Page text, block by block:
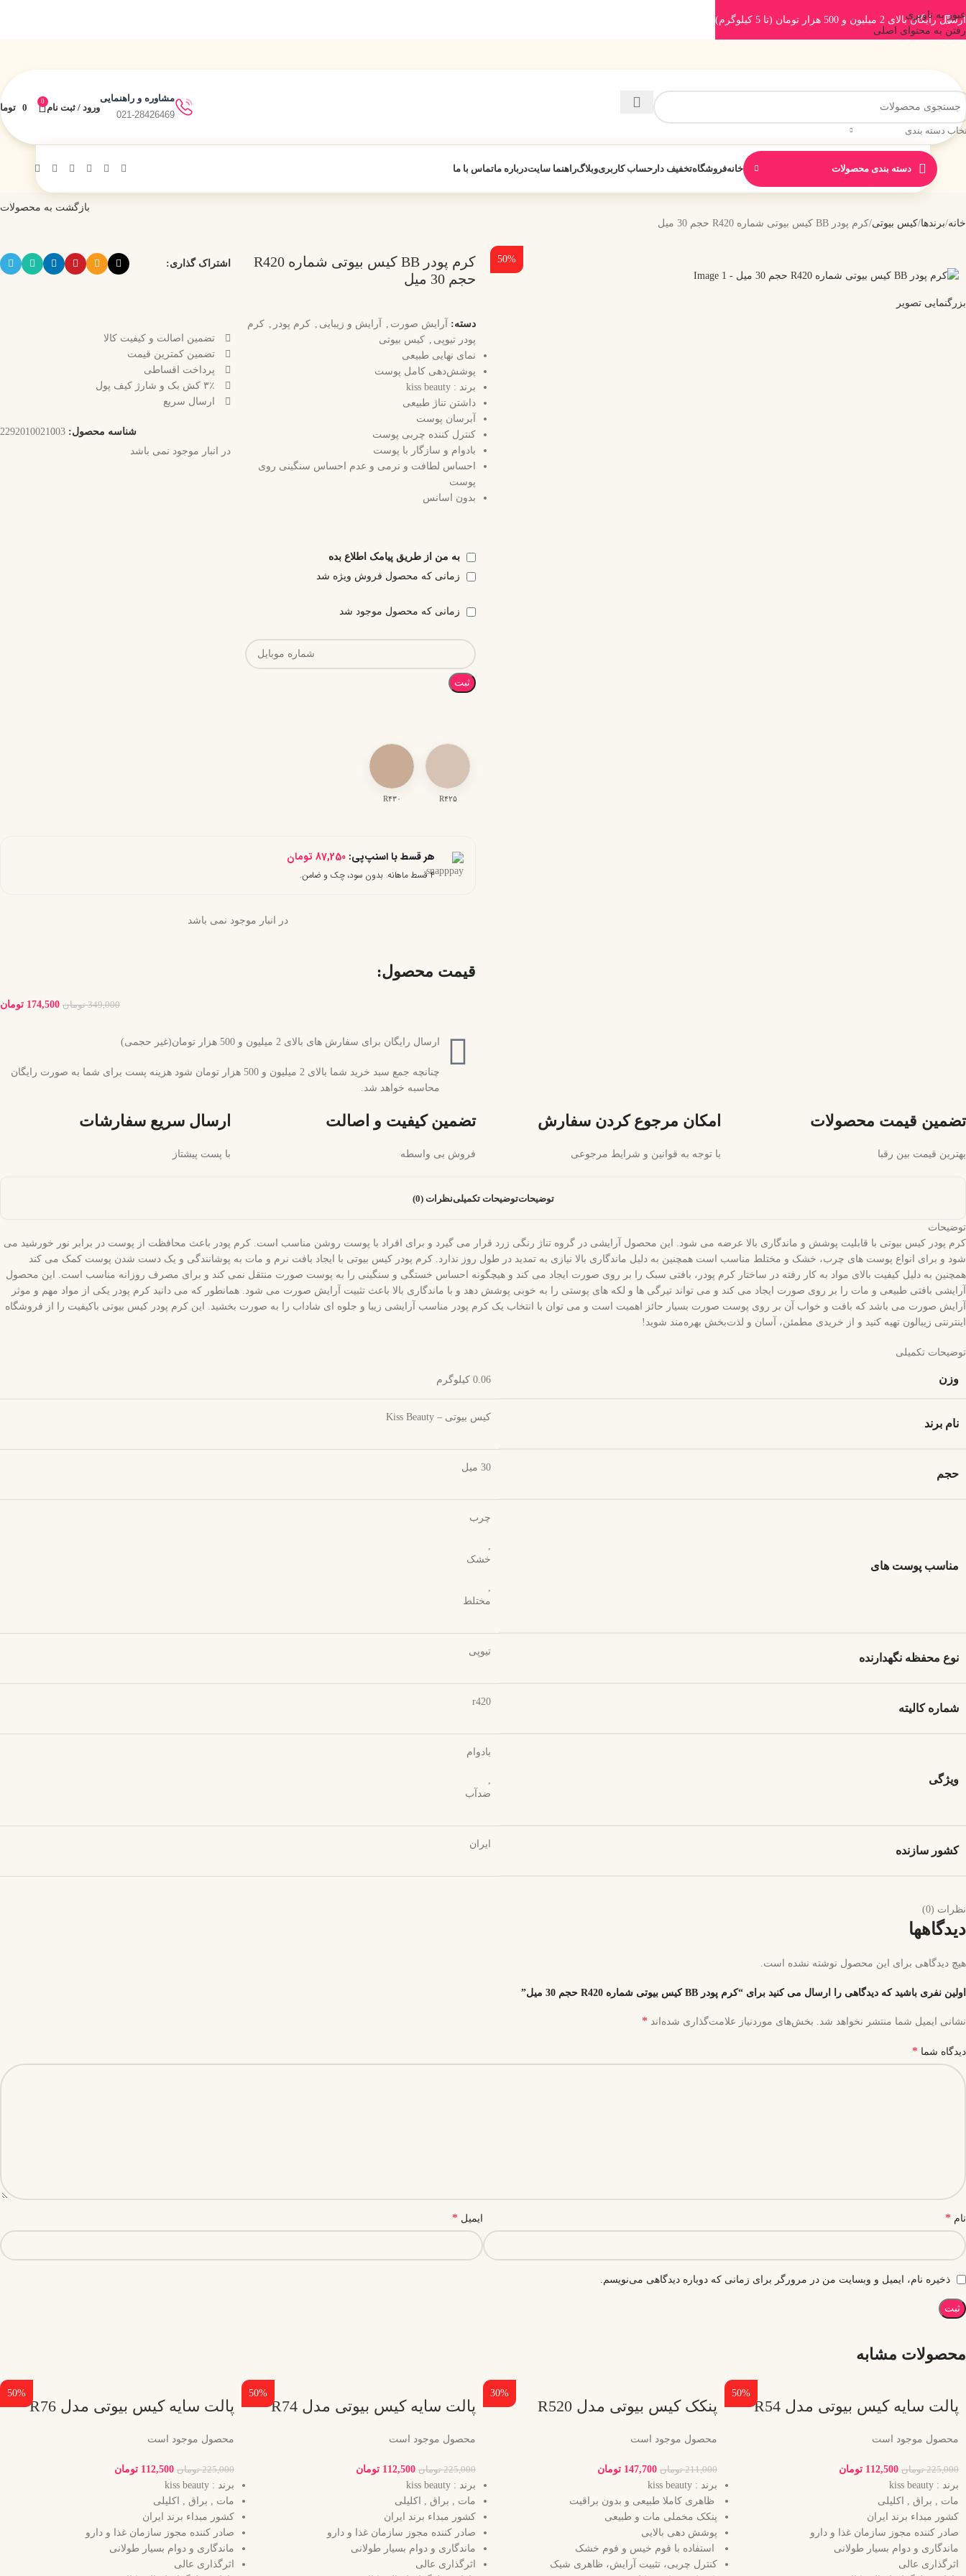
عبور به ناوبری
رفتن به محتوای اصلی
دسته بندی
مشاوره و راهنمایی
021-28426469
ورود / ثبت نام
0
0
دسته بندی محصولات خانهفروشگاهتخفیف دار حساب کاربریوبلاگراهنما سایتدرباره ماتماس با ما
خانه برندها کیس بیوتی کرم پودر BB کیس بیوتی شماره R420 حجم 30 میل
بازگشت به محصولات
50%
بزرگنمایی تصویر
کرم پودر BB کیس بیوتی شماره R420
حجم 30 میل
اشتراک گذاری:
دسته: آرایش صورت , آرایش و زیبایی , کرم پودر , کرم
پودر تیوپی , کیس بیوتی
نمای نهایی طبیعی
پوشش‌دهی کامل پوست
برند : kiss beauty
داشتن تناژ طبیعی
آبرسان پوست
کنترل کننده چربی پوست
بادوام و سازگار با پوست
احساس لطافت و نرمی و عدم احساس سنگینی روی
پوست
بدون اسانس
به من از طریق پیامک اطلاع بده
زمانی که محصول فروش ویژه شد
زمانی که محصول موجود شد
ثبت
تضمین اصالت و کیفیت کالا
تضمین کمترین قیمت
پرداخت اقساطی
۳٪ کش بک و شارژ کیف پول
ارسال سریع
شناسه محصول: 2292010021003
در انبار موجود نمی باشد
R۴۲۵ R۴۳۰
هر قسط با اسنپ‌پی: 87,250 تومان
۴ قسط ماهانه. بدون سود، چک و ضامن.
در انبار موجود نمی باشد
قیمت محصول:​
349,000 تومان 174,500 تومان
ارسال رایگان برای سفارش های بالای 2 میلیون و 500 هزار تومان(غیر حجمی)
چنانچه جمع سبد خرید شما بالای 2 میلیون و 500 هزار تومان شود هزینه پست برای شما به صورت رایگان
محاسبه خواهد شد.
تضمین قیمت محصولات
بهترین قیمت بین رقبا
امکان مرجوع کردن سفارش
با توجه به قوانین و شرایط مرجوعی
تضمین کیفیت و اصالت
فروش بی واسطه
ارسال سریع سفارشات
با پست پیشتاز
توضیحاتتوضیحات تکمیلینظرات (0)
توضیحات
کرم پودر کیس بیوتی با قابلیت پوشش و ماندگاری بالا عرضه می شود. این محصول آرایشی در گروه تناژ رنگی زرد قرار می گیرد و برای افراد با پوست روشن مناسب است. کرم پودر باعث محافظت از پوست در برابر نور خورشید می
شود و برای انواع پوست های چرب، خشک و مختلط مناسب است همچنین به دلیل ماندگاری بالا نیازی به تمدید در طول روز ندارد. کرم پودر کیس بیوتی با ایجاد بافت نرم و مات به پوشانندگی و یک دست شدن پوست کمک می کند
همچنین به دلیل کیفیت بالای مواد به کار رفته در ساختار کرم پودر، بافتی سبک را بر روی صورت ایجاد می کند و هیچگونه احساس خستگی و سنگینی را به پوست صورت منتقل نمی کند و برای مصرف روزانه مناسب است. این محصول
آرایشی بافتی طبیعی و مات را بر روی صورت ایجاد می کند و می تواند تیرگی ها و لکه های پوستی را به خوبی پوشش دهد و با ماندگاری بالا باعث تثبیت آرایش صورت می شود. همانطور که می دانید کرم پودر یکی از مواد مهم و موثر
آرایش صورت می باشد که بافت و خواب آن بر روی پوست صورت بسیار حائز اهمیت است و می توان با انتخاب یک کرم پودر مناسب آرایشی زیبا و جلوه ای شاداب را به صورت بخشید. این کرم پودر کیس بیوتی باکیفیت را از فروشگاه
اینترنتی زیبالون تهیه کنید و از خریدی مطمئن، آسان و لذت‌بخش بهره‌مند شوید!
توضیحات تکمیلی
وزن 0.06 کیلوگرم
نام برند
کیس بیوتی – Kiss Beauty
حجم
30 میل
مناسب پوست های
چرب
,
خشک
,
مختلط
نوع محفظه نگهدارنده
تیوپی
شماره کالیته
r420
ویژگی
بادوام
,
ضدآب
کشور سازنده
ایران
نظرات (0)
دیدگاهها
هیچ دیدگاهی برای این محصول نوشته نشده است.
اولین نفری باشید که دیدگاهی را ارسال می کنید برای “کرم پودر BB کیس بیوتی شماره R420 حجم 30 میل”
نشانی ایمیل شما منتشر نخواهد شد. بخش‌های موردنیاز علامت‌گذاری شده‌اند *
دیدگاه شما *
نام * ایمیل *
ذخیره نام، ایمیل و وبسایت من در مرورگر برای زمانی که دوباره دیدگاهی می‌نویسم.
محصولات مشابه
50%
پالت سایه کیس بیوتی مدل R54
محصول موجود است
225,000 تومان 112,500 تومان
برند : kiss beauty
مات , براق , اکلیلی
کشور مبداء برند ایران
صادر کننده مجوز سازمان غذا و دارو
ماندگاری و دوام بسیار طولانی
اثرگذاری عالی
30%
پنکک کیس بیوتی مدل R520
محصول موجود است
211,000 تومان 147,700 تومان
برند : kiss beauty
ظاهری کاملا طبیعی و بدون براقیت
پنکک مخملی مات و طبیعی
پوشش دهی بالایی
استفاده با فوم خیس و فوم خشک
کنترل چربی، تثبیت آرایش، ظاهری شیک
50%
پالت سایه کیس بیوتی مدل R74
محصول موجود است
225,000 تومان 112,500 تومان
برند : kiss beauty
مات , براق , اکلیلی
کشور مبداء برند ایران
صادر کننده مجوز سازمان غذا و دارو
ماندگاری و دوام بسیار طولانی
اثرگذاری عالی
50%
پالت سایه کیس بیوتی مدل R76
محصول موجود است
225,000 تومان 112,500 تومان
برند : kiss beauty
مات , براق , اکلیلی
کشور مبداء برند ایران
صادر کننده مجوز سازمان غذا و دارو
ماندگاری و دوام بسیار طولانی
اثرگذاری عالی
ارسال رایگان بالای 2 میلیون و 500 هزار تومان (تا 5 کیلوگرم)